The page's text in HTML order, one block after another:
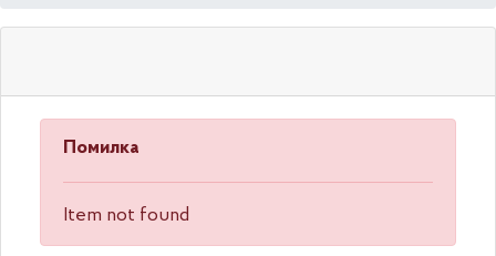
Помилка
Item not found